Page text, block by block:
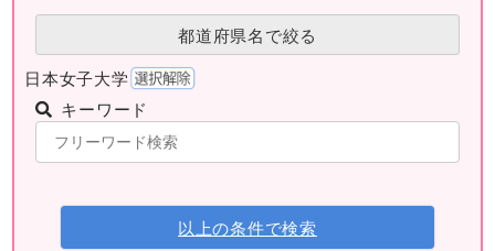
都道府県名で絞る
日本女子大学
キーワード
以上の条件で検索